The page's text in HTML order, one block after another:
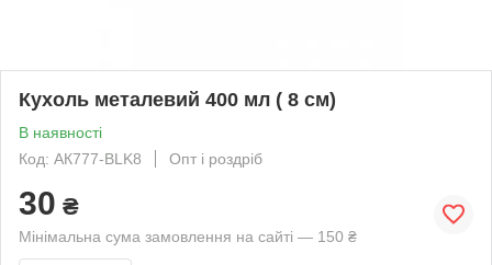
Кухоль металевий 400 мл ( 8 см)
В наявності
Код: АК777-BLK8
Опт і роздріб
30 ₴
Мінімальна сума замовлення на сайті — 150 ₴